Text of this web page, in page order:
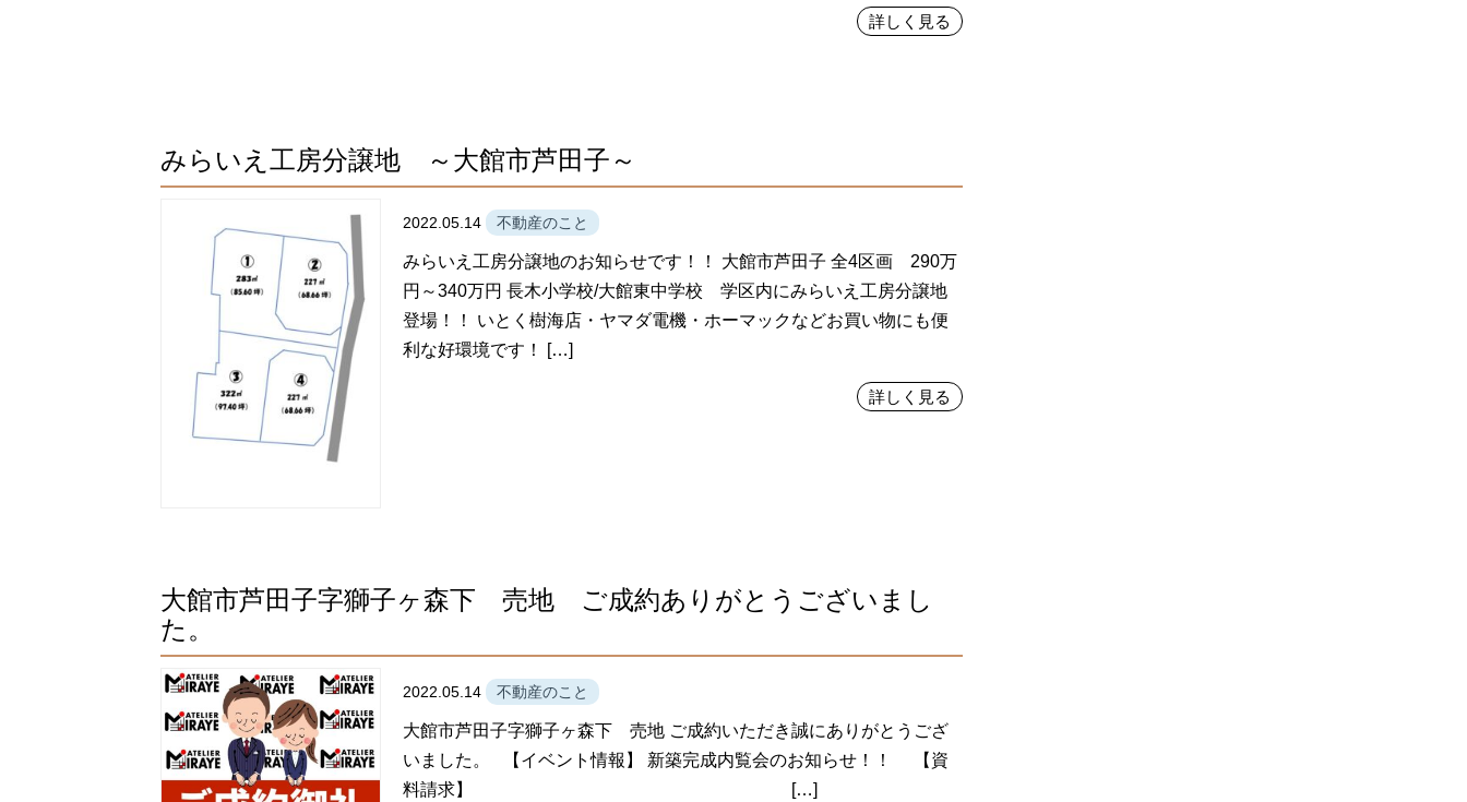
詳しく見る
みらいえ工房分譲地 ～大館市芦田子～
2022.05.14 不動産のこと
みらいえ工房分譲地のお知らせです！！ 大館市芦田子 全4区画 290万
円～340万円 長木小学校/大館東中学校 学区内にみらいえ工房分譲地
登場！！ いとく樹海店・ヤマダ電機・ホーマックなどお買い物にも便
利な好環境です！ […]
詳しく見る
大館市芦田子字獅子ヶ森下 売地 ご成約ありがとうございまし
た。
2022.05.14 不動産のこと
大館市芦田子字獅子ヶ森下 売地 ご成約いただき誠にありがとうござ
いました。 【イベント情報】 新築完成内覧会のお知らせ！！ 【資
料請求】 […]